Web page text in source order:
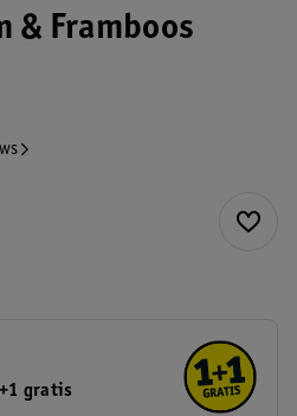
& Framboos
gratis